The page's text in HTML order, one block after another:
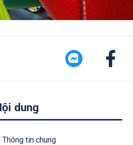
dung
Thông tin chung